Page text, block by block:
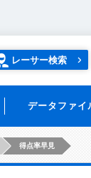
レーサー検索
データファイ
得点率早見